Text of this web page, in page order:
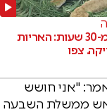
אחרי יותר מ-30 שעות: האריות
צפו
"אני חושש
ממשלת השבעה